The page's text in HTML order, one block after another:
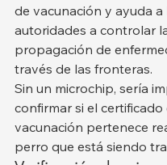
de vacunación y ayuda a
autoridades a controlar
propagación de
través de las fronteras.
Sin un microchip, sería
confirmar si el certificado
vacunación pertenece
perro que está siendo